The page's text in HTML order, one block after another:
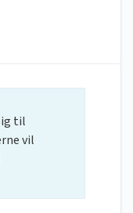
til
vil